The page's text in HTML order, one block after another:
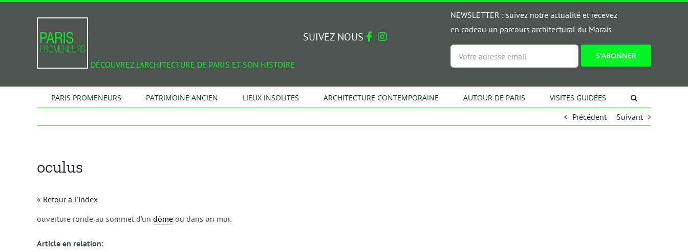
DÉCOUVREZ L'ARCHITECTURE DE PARIS ET SON HISTOIRE
SUIVEZ NOUS
NEWSLETTER : suivez notre actualité et recevez
en cadeau un parcours architectural du Marais
Email
*
PARIS PROMENEURS PATRIMOINE ANCIEN LIEUX INSOLITES ARCHITECTURE CONTEMPORAINE AUTOUR DE PARIS VISITES GUIDÉES
Précédent Suivant
oculus
« Retour à l'index
ouverture ronde au sommet d’un dôme ou dans un mur.
Article en relation: